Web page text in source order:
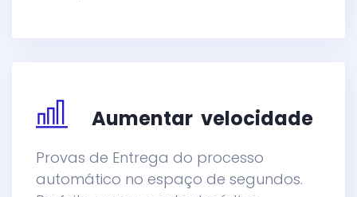
Aumentar velocidade
Provas de Entrega do processo
automático no espaço de segundos.